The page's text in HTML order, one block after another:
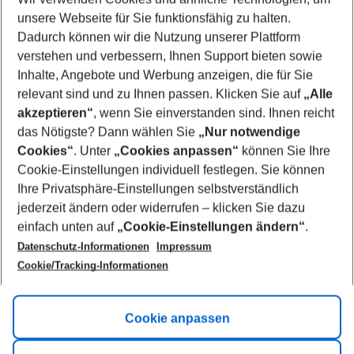
Mehr Filter anzeigen
Footer
Footer navigation
Über uns
AGB
Cookie-Einstellungen ändern
Cookie-Richtlinie
Datenschutz
Service & Hilfe
Barrierefreies Reisen
Check-in
Flugbeschränkungen
Folgen Sie uns
unsere Webseite für Sie funktionsfähig zu halten.
Dadurch können wir die Nutzung unserer Plattform
verstehen und verbessern, Ihnen Support bieten sowie
Inhalte, Angebote und Werbung anzeigen, die für Sie
relevant sind und zu Ihnen passen. Klicken Sie auf „Alle
akzeptieren“, wenn Sie einverstanden sind. Ihnen reicht
das Nötigste? Dann wählen Sie „Nur notwendige
Cookies“. Unter „Cookies anpassen“ können Sie Ihre
Cookie-Einstellungen individuell festlegen. Sie können
Ihre Privatsphäre-Einstellungen selbstverständlich
jederzeit ändern oder widerrufen – klicken Sie dazu
einfach unten auf „Cookie-Einstellungen ändern“.
Datenschutz-Informationen
Impressum
Cookie/Tracking-Informationen
Cookie anpassen